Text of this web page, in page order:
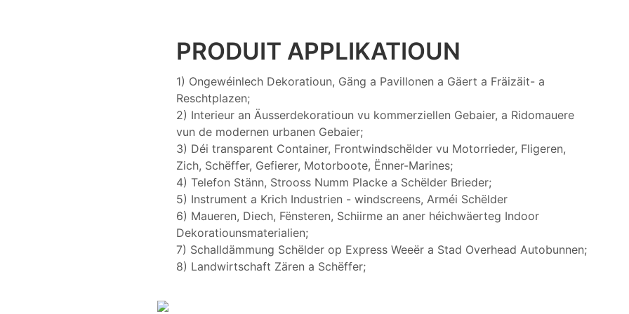
PRODUIT APPLIKATIOUN
1) Ongewéinlech Dekoratioun, Gäng a Pavillonen a Gäert a Fräizäit- a
Reschtplazen;
2) Interieur an Äusserdekoratioun vu kommerziellen Gebaier, a Ridomauere
vun de modernen urbanen Gebaier;
3) Déi transparent Container, Frontwindschëlder vu Motorrieder, Fligeren,
Zich, Schëffer, Gefierer, Motorboote, Ënner-Marines;
4) Telefon Stänn, Strooss Numm Placke a Schëlder Brieder;
5) Instrument a Krich Industrien - windscreens, Arméi Schëlder
6) Maueren, Diech, Fënsteren, Schiirme an aner héichwäerteg Indoor
Dekoratiounsmaterialien;
7) Schalldämmung Schëlder op Express Weeër a Stad Overhead Autobunnen;
8) Landwirtschaft Zären a Schëffer;